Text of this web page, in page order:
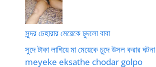
সুন্দর চেহারার মেয়েকে চুদলো বাবা
সুদে টাকা লাগিয়ে মা মেয়েকে চুদে উসল করার
meyeke eksathe chodar golpo